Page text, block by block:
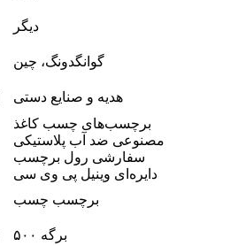
دیگر
گوانگدونگ، چین
هدیه و صنایع دستی
برچسب‌های چسب کاغذ
مصنوعی ضد آب پلاستیکی
سفارشی رول برچسب
دایره‌ای وینیل پی وی سی
برچسب چسب
۵۰۰ برگه